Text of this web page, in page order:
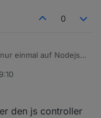
0
einmal auf Nodejs
den js controller